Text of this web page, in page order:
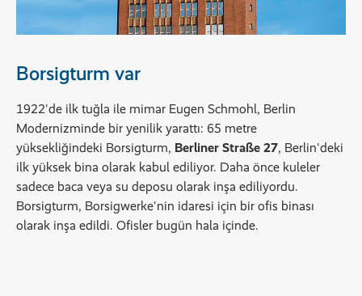
Borsigturm var
1922'de ilk tuğla ile mimar Eugen Schmohl, Berlin
Modernizminde bir yenilik yarattı: 65 metre
yüksekliğindeki Borsigturm, Berliner Straße 27, Berlin'deki
ilk yüksek bina olarak kabul ediliyor. Daha önce kuleler
sadece baca veya su deposu olarak inşa ediliyordu.
Borsigturm, Borsigwerke'nin idaresi için bir ofis binası
olarak inşa edildi. Ofisler bugün hala içinde.